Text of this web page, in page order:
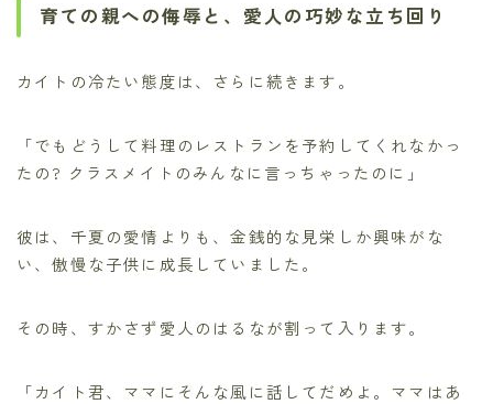
育ての親への侮辱と、愛人の巧妙な立ち回り
カイトの冷たい態度は、さらに続きます。
「でもどうして料理のレストランを予約してくれなかっ
たの? クラスメイトのみんなに言っちゃったのに」
彼は、千夏の愛情よりも、金銭的な見栄しか興味がな
い、傲慢な子供に成長していました。
その時、すかさず愛人のはるなが割って入ります。
「カイト君、ママにそんな風に話してだめよ。ママはあ